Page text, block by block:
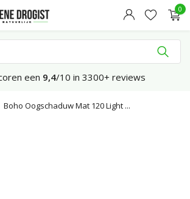
0
een 9,4/10 in 3300+ reviews
Boho Oogschaduw Mat 120 Light ...